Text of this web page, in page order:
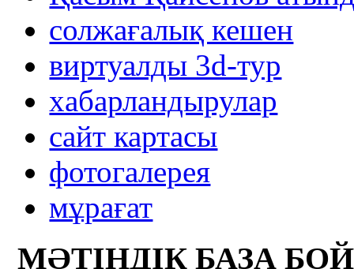
солжағалық кешен
виртуалды 3d-тур
xабарландырулар
сайт картасы
фотогалерея
мұрағат
МӘТІНДІК БАЗА